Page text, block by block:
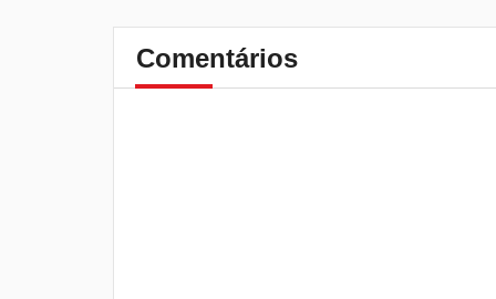
Comentários